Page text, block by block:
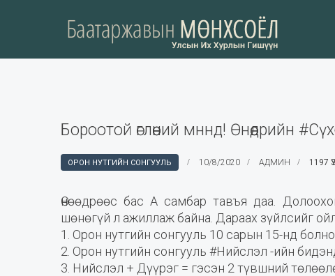
Бороотой өглөөний мннд! Өнөөдрийн
ОРОН НУТГИЙН СОНГУУЛЬ 10/8/2020 АДМИН 1197
Өнөөдрөөс бас А самбар тавъя даа.
шөнөгүй л ажиллаж байна. Дараах зүйлсийг
1. Орон нутгийн сонгууль 10 сарын 15-нд болно.
2. Орон нутгийн сонгууль #Нийслэл -ийн
3. Нийслэл + Дүүрэг = гэсэн 2 түвшний